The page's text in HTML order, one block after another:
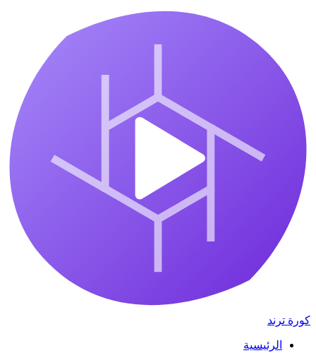
كورة ترند
الرئيسية